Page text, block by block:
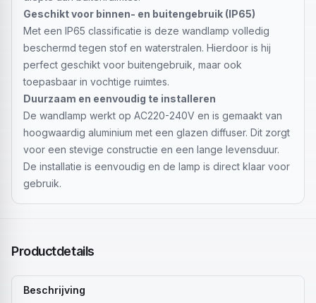
Geschikt voor binnen- en buitengebruik (IP65)
Met een IP65 classificatie is deze wandlamp volledig
beschermd tegen stof en waterstralen. Hierdoor is hij
perfect geschikt voor buitengebruik, maar ook
toepasbaar in vochtige ruimtes.
Duurzaam en eenvoudig te installeren
De wandlamp werkt op AC220-240V en is gemaakt van
hoogwaardig aluminium met een glazen diffuser. Dit zorgt
voor een stevige constructie en een lange levensduur.
De installatie is eenvoudig en de lamp is direct klaar voor
gebruik.
Productdetails
Beschrijving